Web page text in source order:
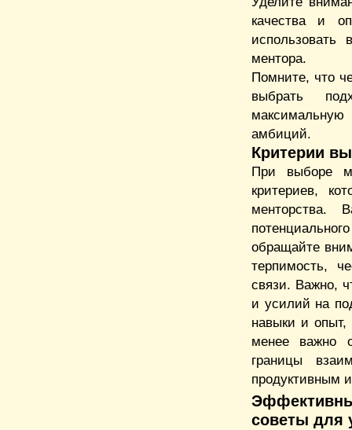
качества и
использовать
ментора.
Помните, что
выбрать
амбиций.
Критерии
При выборе
критериев,
менторства.
обращайте
терпимость,
связи. Важно,
и усилий на
навыки и опыт,
менее важно
границы
продуктивным
советы для